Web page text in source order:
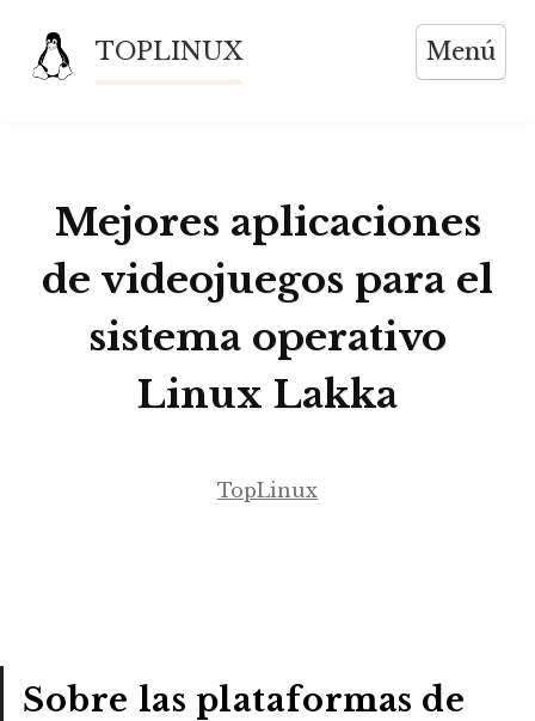
contenido
TOPLINUX Menú
Mejores aplicaciones
de videojuegos para el
sistema operativo
Linux Lakka
TopLinux
Sobre las plataformas de